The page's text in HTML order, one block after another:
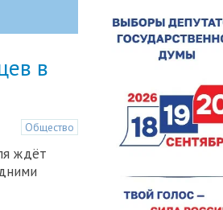
в
Общество
ждёт